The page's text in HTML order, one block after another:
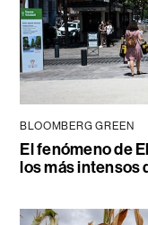
BLOOMBERG GREEN
El fenómeno de
los más intensos